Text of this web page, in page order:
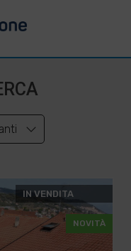
IN VENDITA
NOVITÀ